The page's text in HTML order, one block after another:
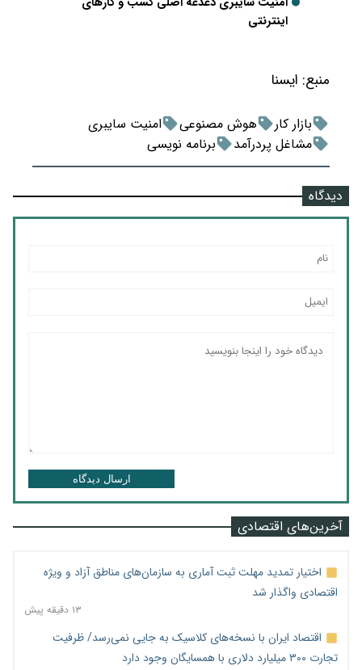
اینترنتی
منبع: ايسنا
بازار کار هوش مصنوعی
امنیت سایبری
مشاغل پردرآمد
برنامه نویسی
دیدگاه
ارسال دیدگاه
آخرین‌های اقتصادی
اختیار تمدید مهلت ثبت آماری به سازمان‌های مناطق آزاد و ویژه
اقتصادی واگذار شد
۱۳ دقیقه پیش
اقتصاد ایران با نسخه‌های کلاسیک به جایی نمی‌رسد/ ظرفیت
تجارت ۳۰۰ میلیارد دلاری با همسایگان وجود دارد